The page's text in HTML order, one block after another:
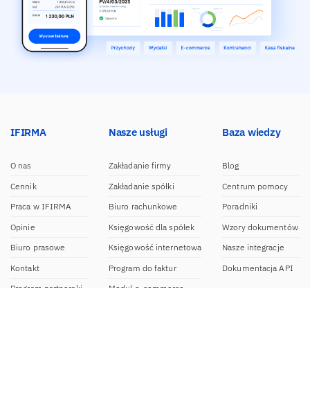
IFIRMA
O nas
Cennik
Praca w IFIRMA
Opinie
Biuro prasowe
Kontakt
Program partnerski
Nasze usługi
Zakładanie firmy
Zakładanie spółki
Biuro rachunkowe
Księgowość dla spółek
Księgowość internetowa
Program do faktur
Moduł e-commerce
Baza wiedzy
Blog
Centrum pomocy
Poradniki
Wzory dokumentów
Nasze integracje
Dokumentacja API